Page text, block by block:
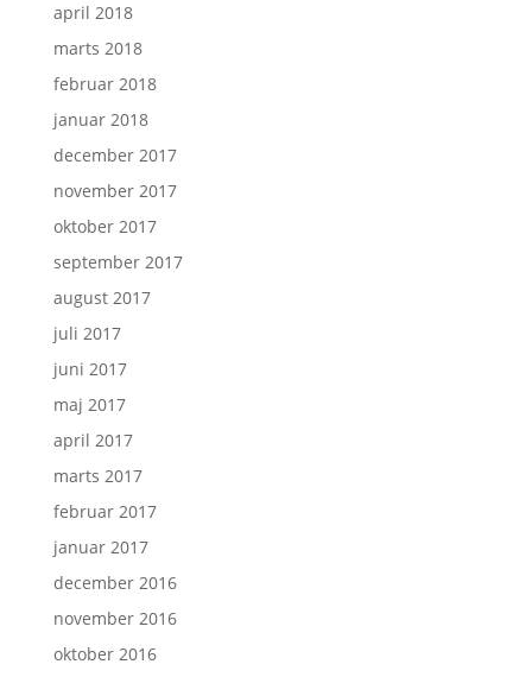
april 2018
marts 2018
februar 2018
januar 2018
december 2017
november 2017
oktober 2017
september 2017
august 2017
juli 2017
juni 2017
maj 2017
april 2017
marts 2017
februar 2017
januar 2017
december 2016
november 2016
oktober 2016